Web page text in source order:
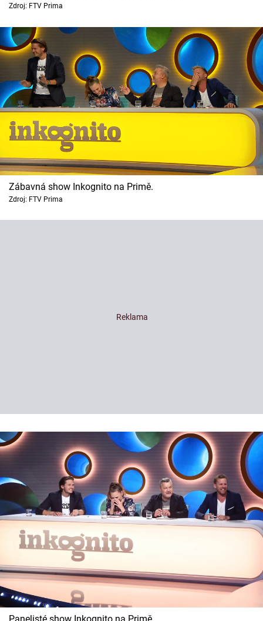
Zdroj: FTV Prima
Zábavná show Inkognito na Primě.
Zdroj: FTV Prima
Panelisté show Inkognito na Primě.